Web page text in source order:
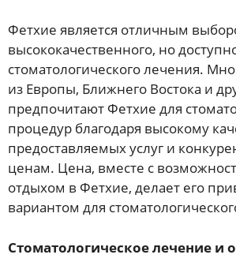
Фетхие является отличным
высококачественного, но
стоматологического лечения.
из Европы, Ближнего Востока и
предпочитают Фетхие для
процедур благодаря высокому
предоставляемых услуг и
ценам. Цена, вместе с
отдыхом в Фетхие, делает его
вариантом для
Стоматологическое лечение и